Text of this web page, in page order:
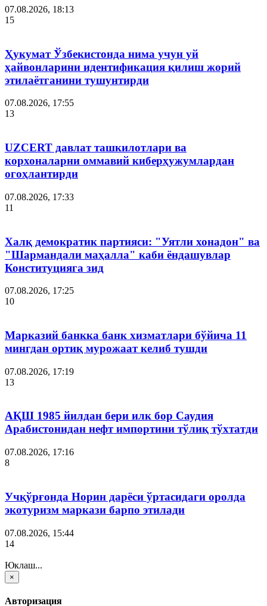
07.08.2026, 18:13
15
Ҳукумат Ўзбекистонда нима учун уй
ҳайвонларини идентификация қилиш жорий
этилаётганини тушунтирди
07.08.2026, 17:55
13
UZCERT давлат ташкилотлари ва
корхоналарни оммавий киберҳужумлардан
огоҳлантирди
07.08.2026, 17:33
11
Халқ демократик партияси: "Уятли хонадон" ва
"Шармандали маҳалла" каби ёндашувлар
Конституцияга зид
07.08.2026, 17:25
10
Марказий банкка банк хизматлари бўйича 11
мингдан ортиқ мурожаат келиб тушди
07.08.2026, 17:19
13
АҚШ 1985 йилдан бери илк бор Саудия
Арабистонидан нефт импортини тўлиқ тўхтатди
07.08.2026, 17:16
8
Учқўрғонда Норин дарёси ўртасидаги оролда
экотуризм маркази барпо этилади
07.08.2026, 15:44
14
Юклаш...
×
Авторизация